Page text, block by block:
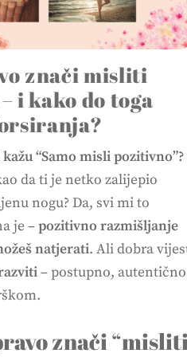
znači misliti
i kako do toga
“Samo misli pozitivno”?
da ti je netko zalijepio
nogu? Da, svi mi to
je –pozitivno razmišljanje
natjerati. Ali dobra
– postupno, autentično
znači